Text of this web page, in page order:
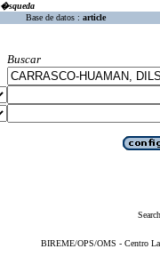
Base de datos : article
Buscar
BIREME/OPS/OMS - Centro